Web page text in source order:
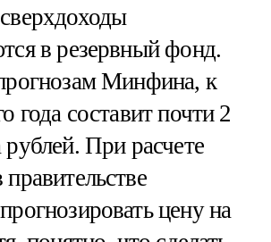
в резервный фонд.
Минфина, к
года составит почти 2
рублей. При расчете
цену на